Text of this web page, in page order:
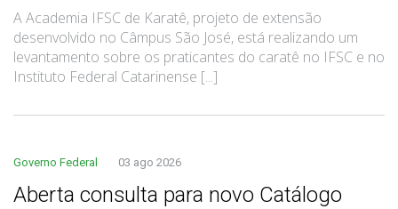
A Academia IFSC de Karatê, projeto de extensão
desenvolvido no Câmpus São José, está realizando um
levantamento sobre os praticantes do caratê no IFSC e no
Instituto Federal Catarinense [...]
Governo Federal 03 ago 2026
Aberta consulta para novo Catálogo